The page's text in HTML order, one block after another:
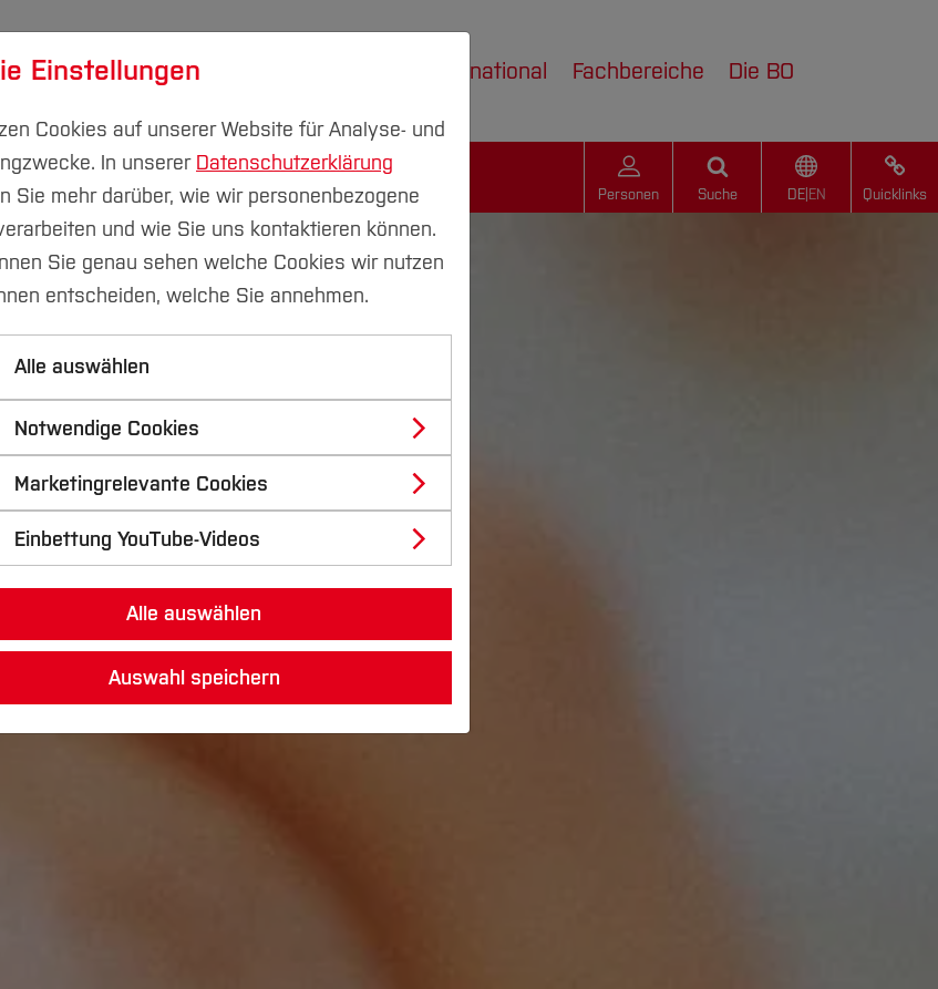
Forschung & Transfer International Fachbereiche Die BO
Personen Suche DE| EN Quicklinks
Einstellungen
Cookies auf unserer Website für Analyse- und
In unserer Datenschutzerklärung
Sie mehr darüber, wie wir personenbezogene
und wie Sie uns kontaktieren können.
Sie genau sehen welche Cookies wir nutzen
entscheiden, welche Sie annehmen.
Alle auswählen
Notwendige Cookies
Marketingrelevante Cookies
Einbettung YouTube-Videos
Alle auswählen
Auswahl speichern